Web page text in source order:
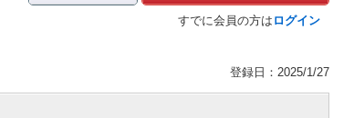
すでに会員の方は ログイン
登録日：2025/1/27